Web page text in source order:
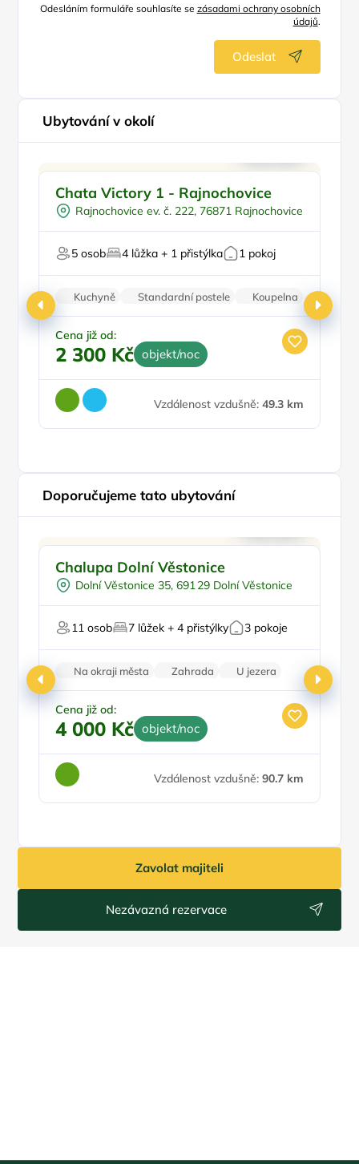
Odesláním formuláře souhlasíte se zásadami ochrany osobních
údajů.
Odeslat
Ubytování v okolí
Venkovní bazén
Vířivka
Pro turisty
U lesa
Chata Victory 1 - Rajnochovice
Rajnochovice ev. č. 222, 76871 Rajnochovice
5 osob 4 lůžka + 1 přistýlka 1 pokoj
Kuchyně Standardní postele
Koupelna
Krb
Bezbariérový vstup
Cena již od:
2 300 Kč objekt/noc
Vzdálenost vzdušně: 49.3 km
Doporučujeme tato ubytování
Pro čtyři
Vinný sklípek
Pro skupiny
Firemní akce/teambuilding
Chalupa Dolní Věstonice
Dolní Věstonice 35, 691 29 Dolní Věstonice
11 osob 7 lůžek + 4 přistýlky 3 pokoje
Na okraji města Zahrada
U jezera
Pro milovníky vína
Zvířata povolena
Cena již od:
4 000 Kč objekt/noc
Vzdálenost vzdušně: 90.7 km
Zavolat majiteli
Nezávazná rezervace